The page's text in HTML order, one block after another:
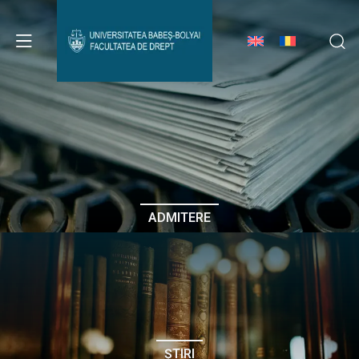
Avizier Studenți
Studii
Admitere
Erasmus & Internațional
Despre Facultate
ADMITERE
ȘTIRI